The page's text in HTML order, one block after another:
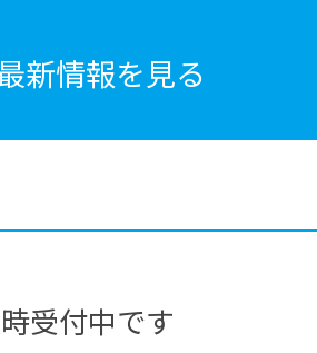
新情報を見る
受付中です